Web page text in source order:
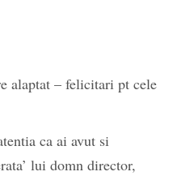
alaptat – felicitari pt cele
ca ai avut si
lui domn director,